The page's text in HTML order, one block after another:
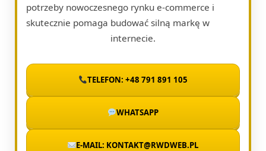
potrzeby nowoczesnego rynku e-commerce i
skutecznie pomaga budować silną markę w
internecie.
TELEFON: +48 791 891 105
WHATSAPP
E-MAIL: KONTAKT@RWDWEB.PL